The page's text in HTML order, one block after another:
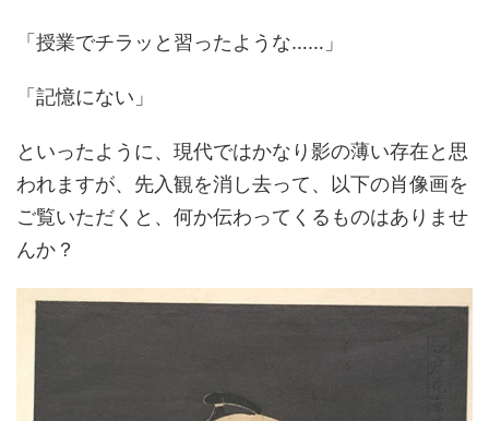
「授業でチラッと習ったような……」
「記憶にない」
といったように、現代ではかなり影の薄い存在と思
われますが、先入観を消し去って、以下の肖像画を
ご覧いただくと、何か伝わってくるものはありませ
んか？